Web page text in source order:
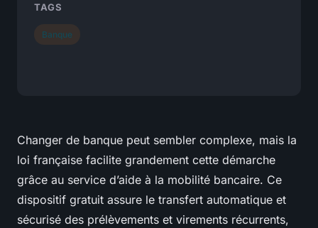
Changer de banque peut sembler complexe, mais la
loi française facilite grandement cette démarche
grâce au service d’aide à la mobilité bancaire. Ce
dispositif gratuit assure le transfert automatique et
sécurisé des prélèvements et virements récurrents,
TAGS
Banque